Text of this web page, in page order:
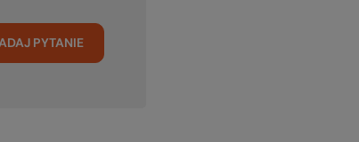
PYTANIE